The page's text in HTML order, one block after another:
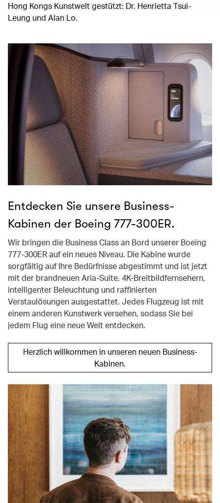
Hong Kongs Kunstwelt gestützt: Dr. Henrietta Tsui-
Leung und Alan Lo.
Entdecken Sie unsere Business-
Kabinen der Boeing 777-300ER.
Wir bringen die Business Class an Bord unserer Boeing
777-300ER auf ein neues Niveau. Die Kabine wurde
sorgfältig auf Ihre Bedürfnisse abgestimmt und ist jetzt
mit der brandneuen Aria-Suite, 4K-Breitbildfernsehern,
intelligenter Beleuchtung und raffinierten
Verstaulösungen ausgestattet. Jedes Flugzeug ist mit
einem anderen Kunstwerk versehen, sodass Sie bei
jedem Flug eine neue Welt entdecken.
Herzlich willkommen in unseren neuen Business-
Kabinen.